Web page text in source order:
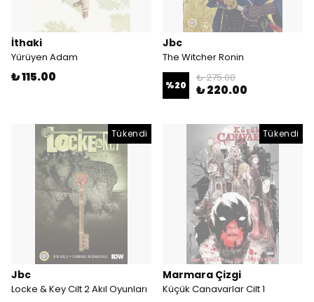
İthaki
Yürüyen Adam
₺ 115.00
Jbc
The Witcher Ronin
%20
₺ 275.00
₺ 220.00
Tükendi
Jbc
Locke & Key Cilt 2 Akıl Oyunları
Tükendi
Marmara Çizgi
Küçük Canavarlar Cilt 1